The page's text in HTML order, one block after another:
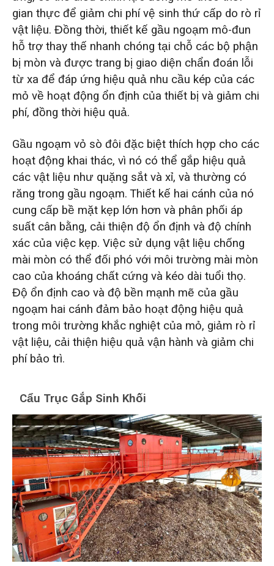
gian thực để giảm chi phí vệ sinh thứ cấp do rò rỉ
vật liệu. Đồng thời, thiết kế gầu ngoạm mô-đun
hỗ trợ thay thế nhanh chóng tại chỗ các bộ phận
bị mòn và được trang bị giao diện chẩn đoán lỗi
từ xa để đáp ứng hiệu quả nhu cầu kép của các
mỏ về hoạt động ổn định của thiết bị và giảm chi
phí, đồng thời hiệu quả.
Gầu ngoạm vỏ sò đôi đặc biệt thích hợp cho các
hoạt động khai thác, vì nó có thể gắp hiệu quả
các vật liệu như quặng sắt và xỉ, và thường có
răng trong gầu ngoạm. Thiết kế hai cánh của nó
cung cấp bề mặt kẹp lớn hơn và phân phối áp
suất cân bằng, cải thiện độ ổn định và độ chính
xác của việc kẹp. Việc sử dụng vật liệu chống
mài mòn có thể đối phó với môi trường mài mòn
cao của khoáng chất cứng và kéo dài tuổi thọ.
Độ ổn định cao và độ bền mạnh mẽ của gầu
ngoạm hai cánh đảm bảo hoạt động hiệu quả
trong môi trường khắc nghiệt của mỏ, giảm rò rỉ
vật liệu, cải thiện hiệu quả vận hành và giảm chi
phí bảo trì.
Cẩu Trục Gắp Sinh Khối